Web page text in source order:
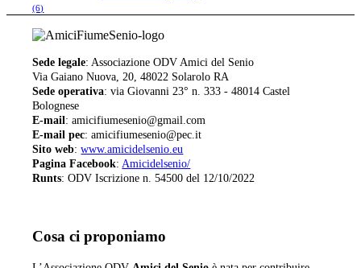
(6)
Sede legale: Associazione ODV Amici del Senio
Via Gaiano Nuova, 20, 48022 Solarolo RA
Sede operativa: via Giovanni 23° n. 333 - 48014 Castel
Bolognese
E-mail: amicifiumesenio@gmail.com
E-mail pec: amicifiumesenio@pec.it
Sito web:www.amicidelsenio.eu
Pagina Facebook: Amicidelsenio/
Runts: ODV Iscrizione n. 54500 del 12/10/2022
Cosa ci proponiamo